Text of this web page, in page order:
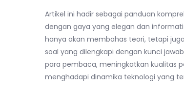
Artikel ini hadir sebagai panduan
dengan gaya yang elegan dan
hanya akan membahas teori, tetapi
soal yang dilengkapi dengan kunci
para pembaca, meningkatkan kualitas
menghadapi dinamika teknologi yang